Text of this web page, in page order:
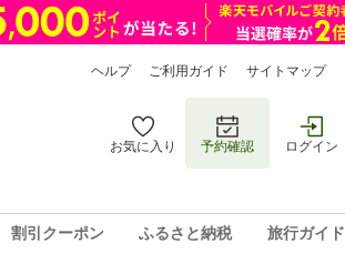
ヘルプ ご利用ガイド サイトマップ
お気に入り 予約確認 ログイン
割引クーポン ふるさと納税 旅行ガイド